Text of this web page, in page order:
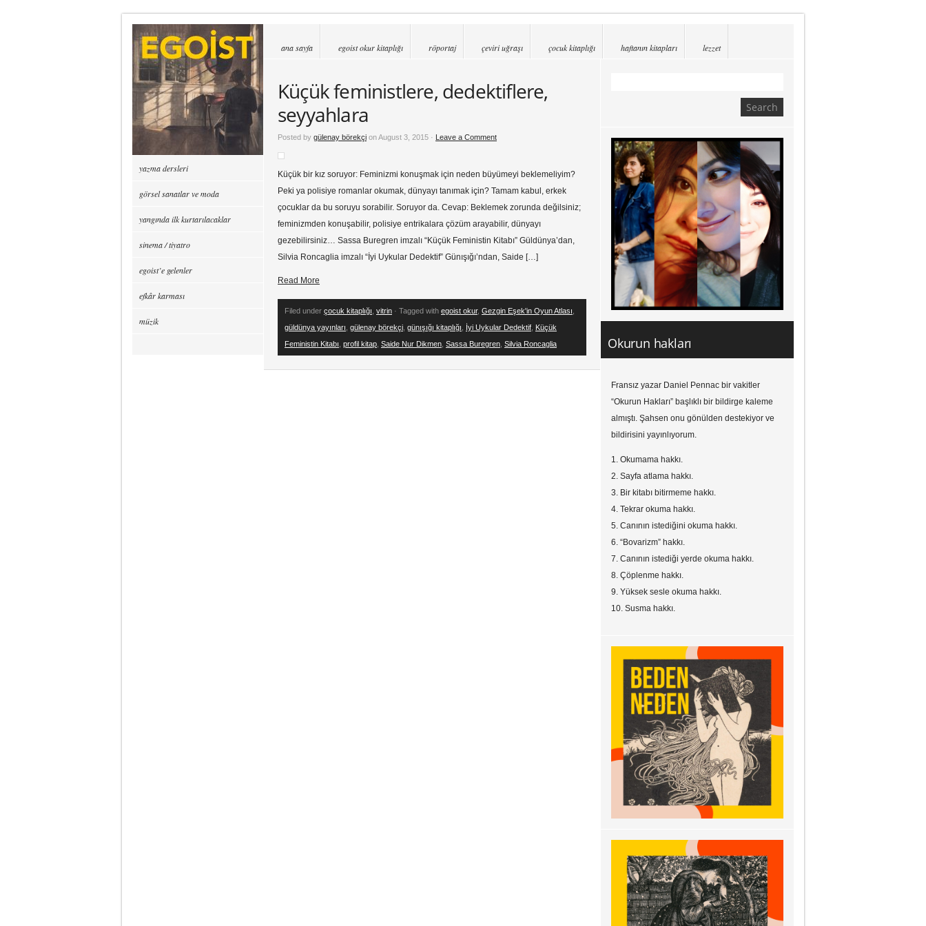
ana sayfa egoist okur kitaplığı röportaj çeviri uğraşı çocuk kitaplığı haftanın kitapları lezzet
Küçük feministlere, dedektiflere,
seyyahlara
Posted by gülenay börekçi on August 3, 2015 · Leave a Comment
Küçük bir kız soruyor: Feminizmi konuşmak için neden büyümeyi beklemeliyim?
Peki ya polisiye romanlar okumak, dünyayı tanımak için? Tamam kabul, erkek
çocuklar da bu soruyu sorabilir. Soruyor da. Cevap: Beklemek zorunda değilsiniz;
feminizmden konuşabilir, polisiye entrikalara çözüm arayabilir, dünyayı
gezebilirsiniz… Sassa Buregren imzalı “Küçük Feministin Kitabı” Güldünya’dan,
Silvia Roncaglia imzalı “İyi Uykular Dedektif” Günışığı’ndan, Saide […]
Read More
Filed under çocuk kitaplığı vitrin · Tagged with egoist okur, Gezgin Eşek'in Oyun Atlası
güldünya yayınları gülenay börekçi günışığı kitaplığı İyi Uykular Dedektif Küçük
Feministin Kitabı profil kitap Saide Nur Dikmen Sassa Buregren Silvia Roncaglia Okurun hakları
Fransız yazar Daniel Pennac bir vakitler
“Okurun Hakları” başlıklı bir bildirge kaleme
almıştı. Şahsen onu gönülden destekiyor ve
bildirisini yayınlıyorum.
1. Okumama hakkı.
2. Sayfa atlama hakkı.
3. Bir kitabı bitirmeme hakkı.
4. Tekrar okuma hakkı.
5. Canının istediğini okuma hakkı.
6. “Bovarizm” hakkı.
7. Canının istediği yerde okuma hakkı.
8. Çöplenme hakkı.
9. Yüksek sesle okuma hakkı.
10. Susma hakkı.
yazma dersleri
görsel sanatlar ve moda
yangında ilk kurtarılacaklar
sinema / tiyatro
egoist’e gelenler
efkâr karması
müzik